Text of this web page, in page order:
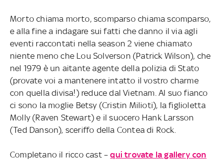
Morto chiama morto, scomparso chiama scomparso,
e alla fine a indagare sui fatti che danno il via agli
eventi raccontati nella season 2 viene chiamato
niente meno che Lou Solverson (Patrick Wilson), che
nel 1979 è un aitante agente della polizia di Stato
(provate voi a mantenere intatto il vostro charme
con quella divisa!) reduce dal Vietnam. Al suo fianco
ci sono la moglie Betsy (Cristin Milioti), la figlioletta
Molly (Raven Stewart) e il suocero Hank Larsson
(Ted Danson), sceriffo della Contea di Rock.
Completano il ricco cast –qui trovate la gallery con